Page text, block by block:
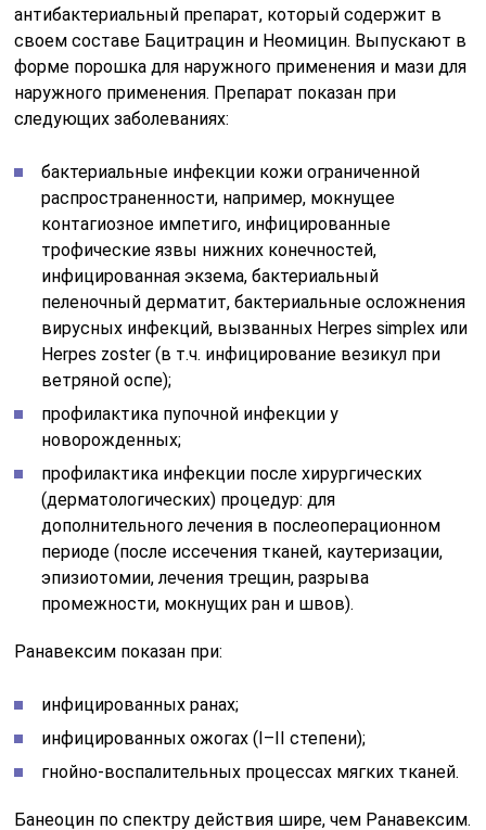
антибактериальный препарат, который содержит в
своем составе Бацитрацин и Неомицин. Выпускают в
форме порошка для наружного применения и мази для
наружного применения. Препарат показан при
следующих заболеваниях:
бактериальные инфекции кожи ограниченной
распространенности, например, мокнущее
контагиозное импетиго, инфицированные
трофические язвы нижних конечностей,
инфицированная экзема, бактериальный
пеленочный дерматит, бактериальные осложнения
вирусных инфекций, вызванных Herpes simplex или
Herpes zoster (в т.ч. инфицирование везикул при
ветряной оспе);
профилактика пупочной инфекции у
новорожденных;
профилактика инфекции после хирургических
(дерматологических) процедур: для
дополнительного лечения в послеоперационном
периоде (после иссечения тканей, каутеризации,
эпизиотомии, лечения трещин, разрыва
промежности, мокнущих ран и швов).
Ранавексим показан при:
инфицированных ранах;
инфицированных ожогах (I–II степени);
гнойно-воспалительных процессах мягких тканей.
Банеоцин по спектру действия шире, чем Ранавексим.